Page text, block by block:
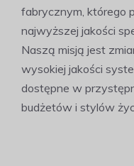
fabrycznym, którego
najwyższej jakości
Naszą misją jest
wysokiej jakości
dostępne w
budżetów i stylów